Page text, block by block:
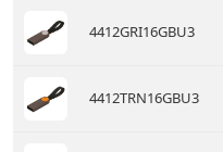
4412GRI16GBU3
4412TRN16GBU3